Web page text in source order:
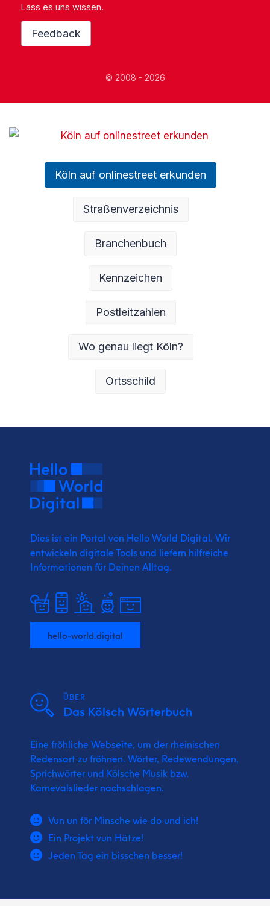
Lass es uns wissen.
Feedback
© 2008 - 2026
Köln auf onlinestreet erkunden
Straßenverzeichnis
Branchenbuch
Kennzeichen
Postleitzahlen
Wo genau liegt Köln?
Ortsschild
Dies ist ein Portal von Hello World Digital. Wir
entwickeln digitale Tools und liefern hilfreiche
Informationen für Deinen Alltag.
hello-world.digital
ÜBER
Das Kölsch Wörterbuch
Eine fröhliche Webseite, um der rheinischen
Redensart zu fröhnen. Wörter, Redewendungen,
Sprichwörter und Kölsche Musik bzw.
Karnevalslieder nachschlagen.
Vun un för Minsche wie do und ich!
Ein Projekt vun Hätze!
Jeden Tag ein bisschen besser!